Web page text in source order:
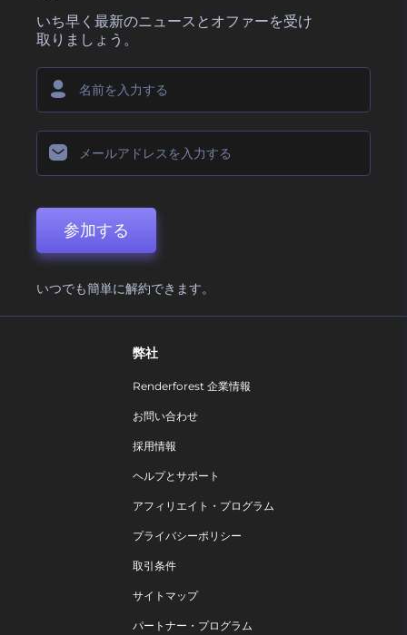
いち早く最新のニュースとオファーを受け
取りましょう。
参加する
いつでも簡単に解約できます。
弊社
Renderforest 企業情報
お問い合わせ
採用情報
ヘルプとサポート
アフィリエイト・プログラム
プライバシーポリシー
取引条件
サイトマップ
パートナー・プログラム